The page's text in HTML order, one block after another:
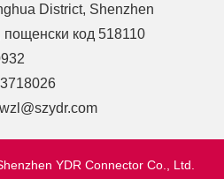
District, Shenzhen
пощенски код 518110
wzl@szydr.com
YDR Connector Co., Ltd.